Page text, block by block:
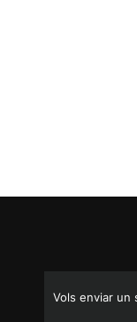
Vols enviar un